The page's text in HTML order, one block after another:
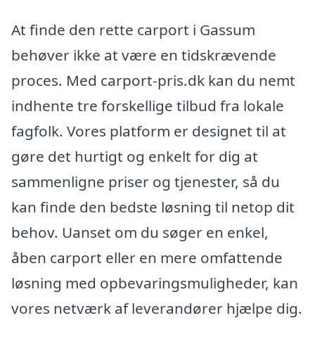
At finde den rette carport i Gassum
behøver ikke at være en tidskrævende
proces. Med carport-pris.dk kan du nemt
indhente tre forskellige tilbud fra lokale
fagfolk. Vores platform er designet til at
gøre det hurtigt og enkelt for dig at
sammenligne priser og tjenester, så du
kan finde den bedste løsning til netop dit
behov. Uanset om du søger en enkel,
åben carport eller en mere omfattende
løsning med opbevaringsmuligheder, kan
vores netværk af leverandører hjælpe dig.